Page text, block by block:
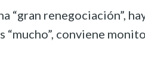
“gran renegociación”,
“mucho”, conviene